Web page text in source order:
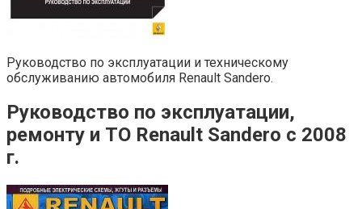
Руководство по эксплуатации и техническому
обслуживанию автомобиля Renault Sandero.
Руководство по эксплуатации,
ремонту и ТО Renault Sandero с 2008
г.